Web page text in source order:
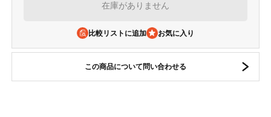
在庫がありません
比較リストに追加
この商品について問い合わせる